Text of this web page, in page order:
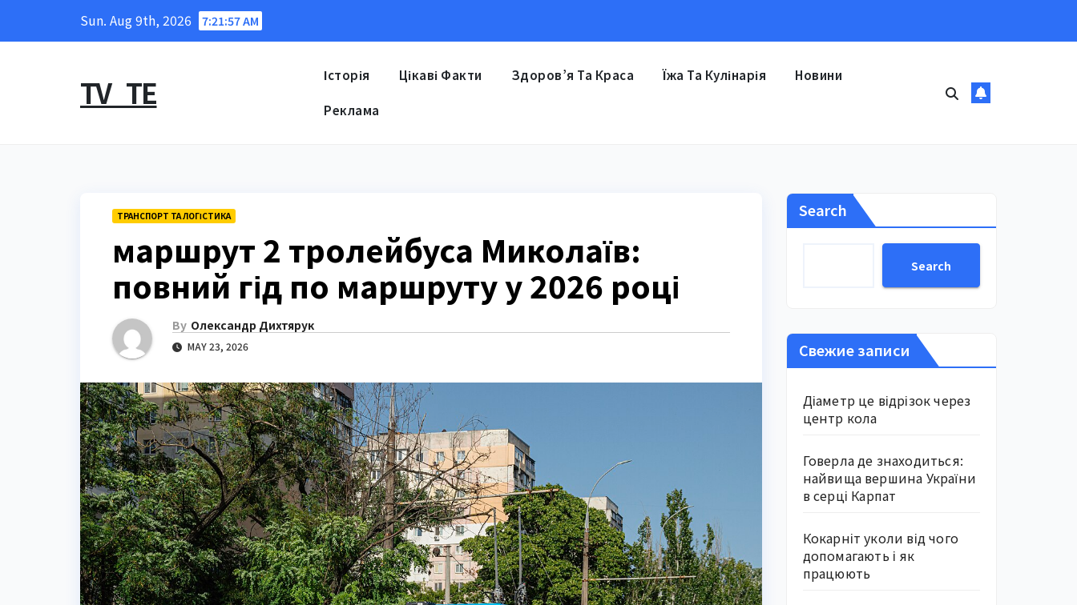
Sun. Aug 9th, 2026 7:21:59 AM
TV_TE Історія Цікаві Факти Здоров’я Та Краса Їжа Та Кулінарія Новини
Реклама
ТРАНСПОРТ ТА ЛОГІСТИКА
маршрут 2 тролейбуса Миколаїв:
повний гід по маршруту у 2026 році
By Олександр Дихтярук
MAY 23, 2026
Search
Search
Свежие записи
Діаметр це відрізок через
центр кола
Говерла де знаходиться:
найвища вершина України
в серці Карпат
Кокарніт уколи від чого
допомагають і як
працюють